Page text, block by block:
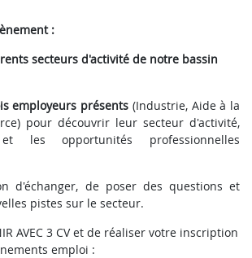
:
secteurs d'activité de notre bassin
employeurs présents (Industrie, Aide à la
pour découvrir leur secteur d'activité,
les opportunités professionnelles
d'échanger, de poser des questions et
pistes sur le secteur.
AVEC 3 CV et de réaliser votre inscription
emploi :